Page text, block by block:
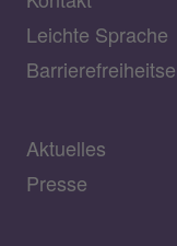
Leichte Sprache
Aktuelles
Presse